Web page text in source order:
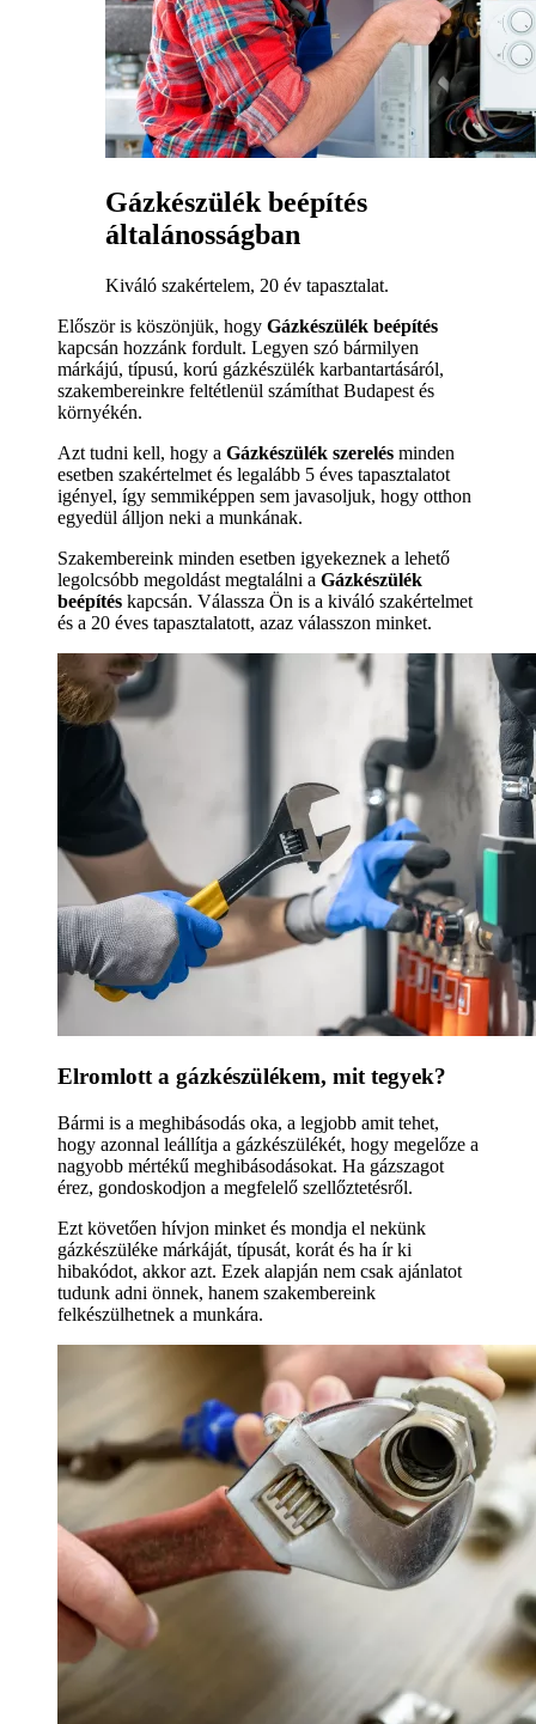
Gázkészülék beépítés
általánosságban
Kiváló szakértelem, 20 év tapasztalat.
Először is köszönjük, hogy Gázkészülék beépítés
kapcsán hozzánk fordult. Legyen szó bármilyen
márkájú, típusú, korú gázkészülék karbantartásáról,
szakembereinkre feltétlenül számíthat Budapest és
környékén.
Azt tudni kell, hogy a Gázkészülék szerelés minden
esetben szakértelmet és legalább 5 éves tapasztalatot
igényel, így semmiképpen sem javasoljuk, hogy otthon
egyedül álljon neki a munkának.
Szakembereink minden esetben igyekeznek a lehető
legolcsóbb megoldást megtalálni a Gázkészülék
beépítés kapcsán. Válassza Ön is a kiváló szakértelmet
és a 20 éves tapasztalatott, azaz válasszon minket.
Elromlott a gázkészülékem, mit tegyek?
Bármi is a meghibásodás oka, a legjobb amit tehet,
hogy azonnal leállítja a gázkészülékét, hogy megelőze a
nagyobb mértékű meghibásodásokat. Ha gázszagot
érez, gondoskodjon a megfelelő szellőztetésről.
Ezt követően hívjon minket és mondja el nekünk
gázkészüléke márkáját, típusát, korát és ha ír ki
hibakódot, akkor azt. Ezek alapján nem csak ajánlatot
tudunk adni önnek, hanem szakembereink
felkészülhetnek a munkára.